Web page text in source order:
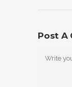
Post A